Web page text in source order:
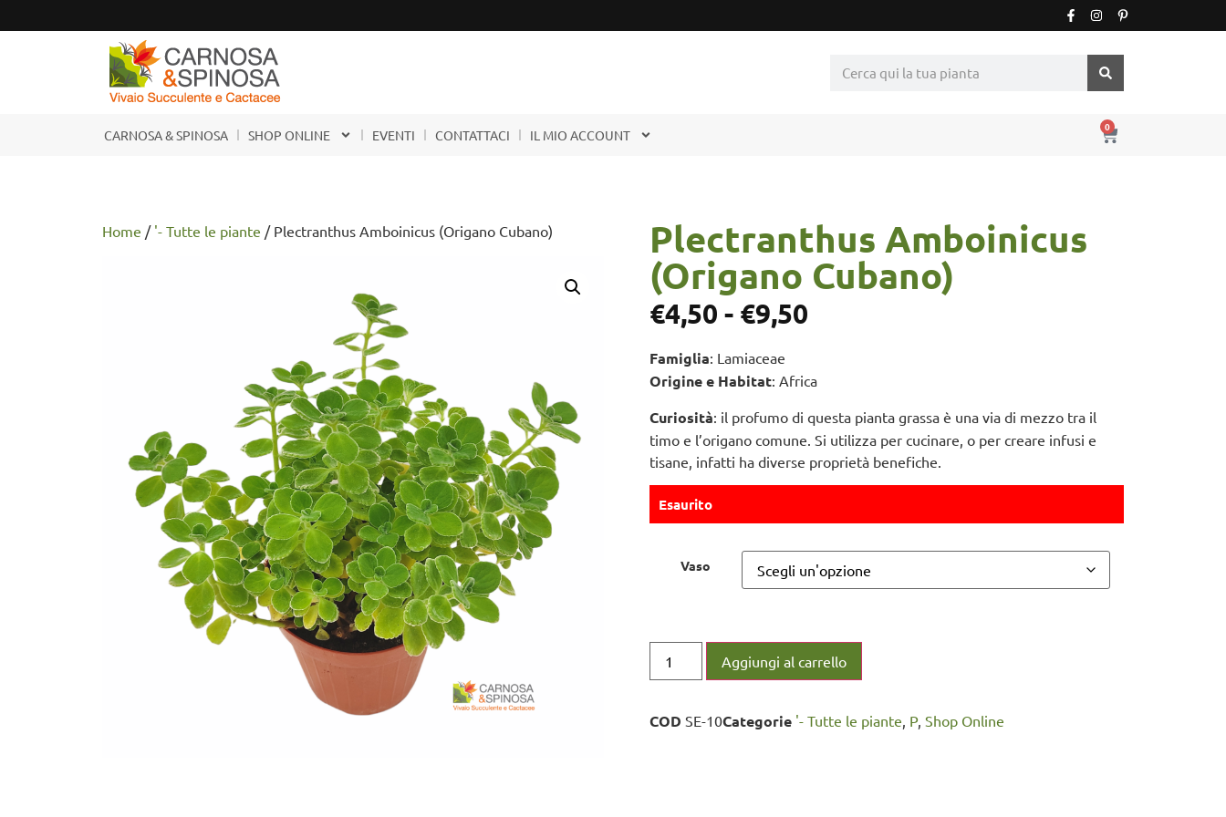
CARNOSA & SPINOSA SHOP ONLINE EVENTI CONTATTACI IL MIO ACCOUNT
0
Home / '- Tutte le piante / Plectranthus Amboinicus (Origano Cubano) Plectranthus Amboinicus
(Origano Cubano)
€4,50 - €9,50
Famiglia: Lamiaceae
Origine e Habitat: Africa
Curiosità: il profumo di questa pianta grassa è una via di mezzo tra il
timo e l’origano comune. Si utilizza per cucinare, o per creare infusi e
tisane, infatti ha diverse proprietà benefiche.
Esaurito
Vaso
Aggiungi al carrello
COD SE-10Categorie '- Tutte le piante P, Shop Online